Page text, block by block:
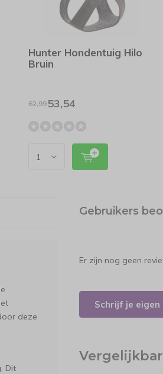
Hunter Hondentuig Hilo
Bruin
62,9953,54
deze
Dit
Gebruikers
Er zijn nog geen
Schrijf je